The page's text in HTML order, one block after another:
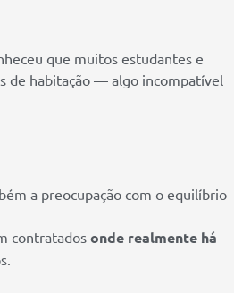
que muitos estudantes e
de habitação — algo incompatível
a preocupação com o equilíbrio
contratados onde realmente há